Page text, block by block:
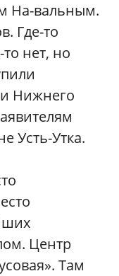
На-вальным.
Где-то
нет, но
Нижнего
Усть-Утка.
Центр
Там